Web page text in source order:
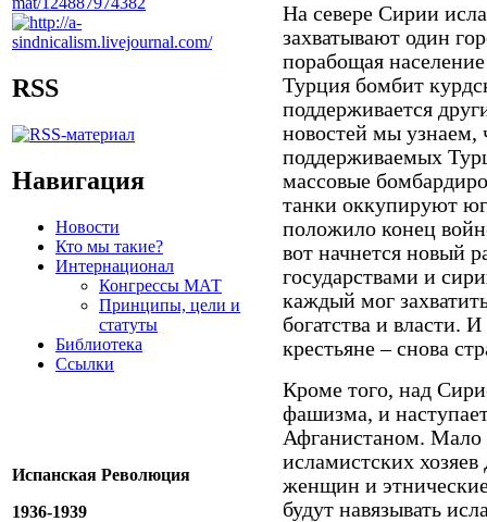
RSS
Навигация
Новости
Кто мы такие?
Интернационал
Конгрессы МАТ
Принципы, цели и
статуты
Библиотека
Ссылки
Испанская Революция
1936-1939
На севере Сирии
захватывают один
порабощая
Турция бомбит
поддерживается
новостей мы
поддерживаемых
массовые
танки оккупируют
положило конец
вот начнется новый
государствами и
каждый мог
богатства и власти.
крестьяне – снова
Кроме того, над
фашизма, и
Афганистаном. Мало
исламистских
женщин и
будут навязывать